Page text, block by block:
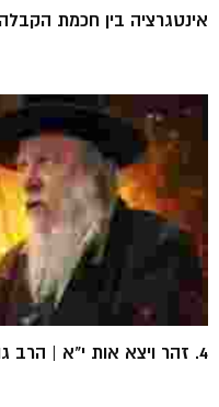
אינטגרציה בין חכמת
4. זהר ויצא אות י"א | הרב גוטליב